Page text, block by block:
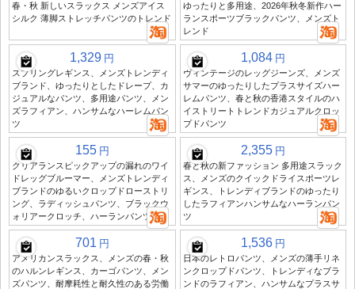
春・秋 新しいスラックス メンズアイス
シルク 薄脚ストレッチパンツのトレンド
ゆったりと多用途、2026年秋冬新作ハー
ランスポーツブラックパンツ、メンズト
レンド
1,329 円
スプリングレギンス、メンズトレンディ
ブランド、ゆったりとしたドレープ、カ
ジュアルなパンツ、多用途パンツ、メン
ズラフィアン、ハンサムなハーレムパン
ツ
1,084 円
ヴィンテージのレッグジーンズ、メンズ
サマーのゆったりしたプラスサイズハー
レムパンツ、春と秋の香港スタイルのハ
イストリートトレンドカジュアルクロッ
プドパンツ
155 円
クリアランスピックアップの漏れのワイ
ドレッグブルーマー、メンズトレンディ
ブランドのゆるいクロップドローストリ
ング、ラディッシュパンツ、ブラックウ
ォリアークロッチ、ハーランパンツ
2,355 円
春と秋の新ファッション 多用途スラック
ス、メンズのクイックドライスポーツレ
ギンス、トレンディブランドのゆったり
したラフィアンハンサムなハーランパン
ツ
701 円
アメリカンスラックス、メンズの春・秋
のハルンレギンス、カーゴパンツ、メン
ズパンツ、耐摩耗性と耐久性のある労働
1,536 円
日本のレトロパンツ、メンズの薄手リネ
ンクロップドパンツ、トレンディなブラ
ンドのラフィアン、ハンサムなプラスサ